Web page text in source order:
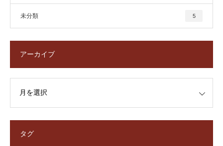
未分類 5
アーカイブ
タグ